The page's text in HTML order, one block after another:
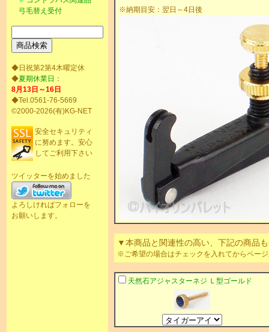
弓毛替え受付
◆日祝第2第4木曜定休
◆夏期休業日 ：
8月13日～16日
◆Tel.0561-76-5669
©2000-2026(有)KG-NET
安全セキュリティ
に努めます。安心
してご利用下さい
ツイッターを始めました
よろしければフォローを
お願いします。
※納期目安：翌日～4日後
▼本商品と関連性の高い、下記の商品
※ご希望の場合はチェックを入れてからペー
天然石アジャスターネジ Ｌ型ゴールド